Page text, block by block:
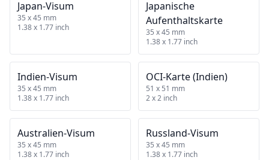
Japan‑Visum
35 x 45 mm
1.38 x 1.77 inch
Japanische
Aufenthaltskarte
35 x 45 mm
1.38 x 1.77 inch
Indien‑Visum
35 x 45 mm
1.38 x 1.77 inch
OCI‑Karte (Indien)
51 x 51 mm
2 x 2 inch
Australien‑Visum
35 x 45 mm
1.38 x 1.77 inch
Russland‑Visum
35 x 45 mm
1.38 x 1.77 inch